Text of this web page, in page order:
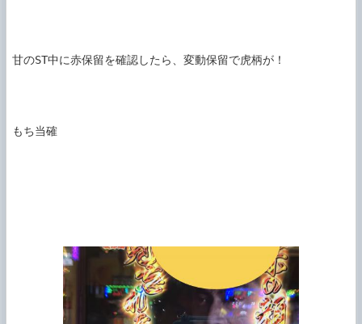
甘のST中に赤保留を確認したら、変動保留で虎柄が！
もち当確